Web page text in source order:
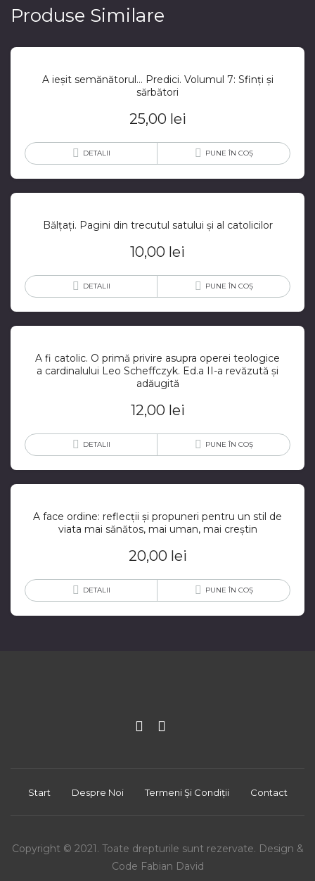
Produse Similare
A ieșit semănătorul… Predici. Volumul 7: Sfinți și
sărbători
25,00 lei
DETALII PUNE ÎN COȘ
Bălțați. Pagini din trecutul satului și al catolicilor
10,00 lei
DETALII PUNE ÎN COȘ
A fi catolic. O primă privire asupra operei teologice
a cardinalului Leo Scheffczyk. Ed.a II-a revăzută și
adăugită
12,00 lei
DETALII PUNE ÎN COȘ
A face ordine: reflecții și propuneri pentru un stil de
viata mai sănătos, mai uman, mai creștin
20,00 lei
DETALII PUNE ÎN COȘ
Start Despre Noi Termeni Și Condiții Contact
Copyright © 2021. Toate drepturile sunt rezervate. Design &
Code Fabian David